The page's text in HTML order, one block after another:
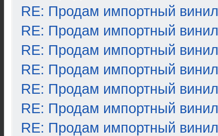
RE: Продам импортный винил
RE: Продам импортный винил
RE: Продам импортный винил
RE: Продам импортный винил
RE: Продам импортный винил
RE: Продам импортный винил
RE: Продам импортный винил